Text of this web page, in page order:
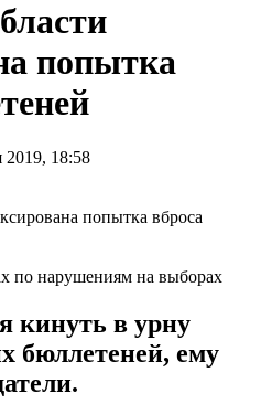
попытка
18:58
по нарушениям на выборах
кинуть в урну
бюллетеней, ему